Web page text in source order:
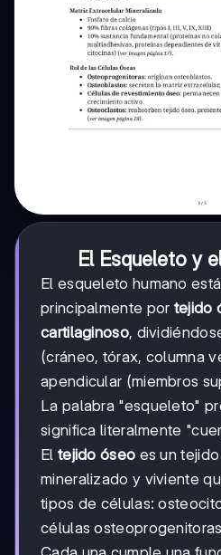
El Esqueleto y
El esqueleto humano
principalmente por tejido
cartilaginoso,
(cráneo, tórax, columna
apendicular (miembros
La palabra "esqueleto"
significa literalmente
El tejido óseo es un
mineralizado y viviente
tipos de células:
células